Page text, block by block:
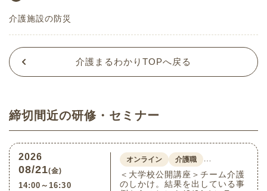
介護施設の防災
介護まるわかりTOPへ戻る
締切間近の研修・セミナー
2026
08/21(金)
14:00～16:30
オンライン 介護職
…
＜大学校公開講座＞チーム介護
のしかけ。結果を出している事